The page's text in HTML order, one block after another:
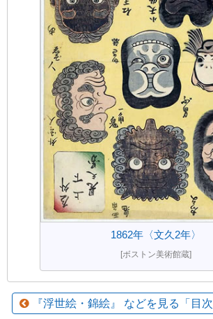
1862年〈文久2年〉
[ボストン美術館蔵]
『浮世絵・錦絵』 などを見る「目次